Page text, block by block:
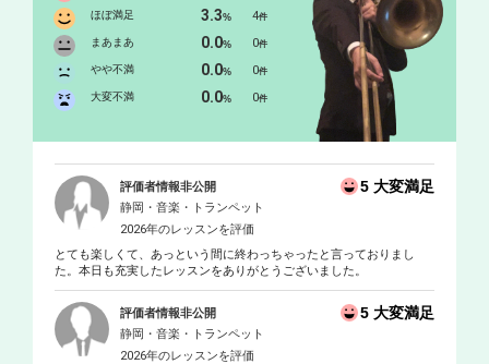
ほぼ満足 3.3% 4件
まあまあ 0.0% 0件
やや不満 0.0% 0件
大変不満 0.0% 0件
評価者情報非公開 5 大変満足
静岡・音楽・トランペット
2026年のレッスンを評価
とても楽しくて、あっという間に終わっちゃったと言っておりまし
た。本日も充実したレッスンをありがとうございました。
評価者情報非公開 5 大変満足
静岡・音楽・トランペット
2026年のレッスンを評価